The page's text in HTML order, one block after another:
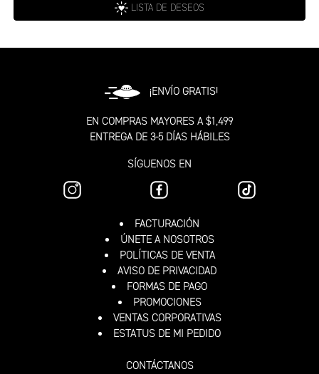
LISTA DE DESEOS
¡ENVÍO GRATIS!
EN COMPRAS MAYORES A $1,499
ENTREGA DE 3-5 DÍAS HÁBILES
SÍGUENOS EN
FACTURACIÓN
ÚNETE A NOSOTROS
POLÍTICAS DE VENTA
AVISO DE PRIVACIDAD
FORMAS DE PAGO
PROMOCIONES
VENTAS CORPORATIVAS
ESTATUS DE MI PEDIDO
CONTÁCTANOS